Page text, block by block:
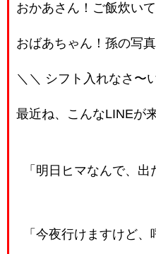
おかあさん！ご飯炊いて
おばあちゃん！孫の写
＼＼ シフト入れなさ〜
最近ね、こんなLINEが
「明日ヒマなんで、出
「今夜行けますけど